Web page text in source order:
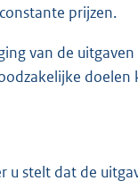
prijzen.
van de
stelt dat de